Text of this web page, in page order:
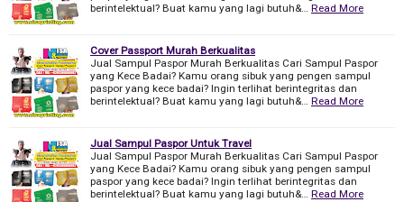
berintelektual? Buat kamu yang lagi butuh&… Read More
Cover Passport Murah Berkualitas
Jual Sampul Paspor Murah Berkualitas Cari Sampul Paspor
yang Kece Badai? Kamu orang sibuk yang pengen sampul
paspor yang kece badai? Ingin terlihat berintegritas dan
berintelektual? Buat kamu yang lagi butuh&… Read More
Jual Sampul Paspor Untuk Travel
Jual Sampul Paspor Murah Berkualitas Cari Sampul Paspor
yang Kece Badai? Kamu orang sibuk yang pengen sampul
paspor yang kece badai? Ingin terlihat berintegritas dan
berintelektual? Buat kamu yang lagi butuh&… Read More